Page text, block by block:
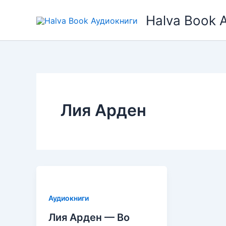
Halva Book
Лия Арден
Аудиокниги
Лия Арден — Во